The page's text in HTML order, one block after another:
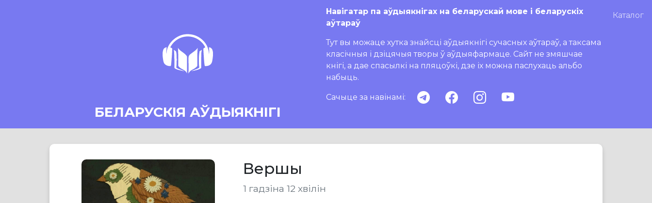
БЕЛАРУСКІЯ АЎДЫЯКНІГІ
Навігатар па аўдыякнігах на беларускай мове і беларускіх
аўтараў
Тут вы можаце хутка знайсці аўдыякнігі сучасных аўтараў, а таксама
класічныя і дзіцячыя творы ў аўдыяфармаце. Сайт не змяшчае
кнігі, а дае спасылкі на пляцоўкі, дзе іх можна паслухаць альбо
набыць.
Сачыце за навінамі:
Каталог
Вершы
1 гадзіна 12 хвілін